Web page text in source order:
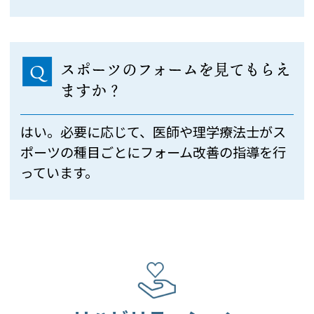
Q
スポーツのフォームを見てもらえ
ますか？
はい。必要に応じて、医師や理学療法士がス
ポーツの種目ごとにフォーム改善の指導を行
っています。